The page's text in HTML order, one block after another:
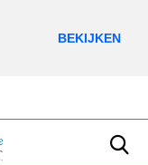
BEKIJKEN